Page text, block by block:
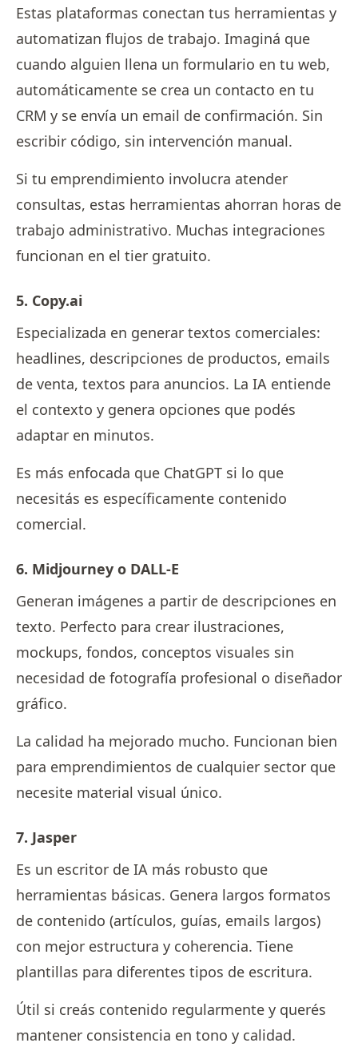
Estas plataformas conectan tus herramientas y
automatizan flujos de trabajo. Imaginá que
cuando alguien llena un formulario en tu web,
automáticamente se crea un contacto en tu
CRM y se envía un email de confirmación. Sin
escribir código, sin intervención manual.
Si tu emprendimiento involucra atender
consultas, estas herramientas ahorran horas de
trabajo administrativo. Muchas integraciones
funcionan en el tier gratuito.
5. Copy.ai
Especializada en generar textos comerciales:
headlines, descripciones de productos, emails
de venta, textos para anuncios. La IA entiende
el contexto y genera opciones que podés
adaptar en minutos.
Es más enfocada que ChatGPT si lo que
necesitás es específicamente contenido
comercial.
6. Midjourney o DALL-E
Generan imágenes a partir de descripciones en
texto. Perfecto para crear ilustraciones,
mockups, fondos, conceptos visuales sin
necesidad de fotografía profesional o diseñador
gráfico.
La calidad ha mejorado mucho. Funcionan bien
para emprendimientos de cualquier sector que
necesite material visual único.
7. Jasper
Es un escritor de IA más robusto que
herramientas básicas. Genera largos formatos
de contenido (artículos, guías, emails largos)
con mejor estructura y coherencia. Tiene
plantillas para diferentes tipos de escritura.
Útil si creás contenido regularmente y querés
mantener consistencia en tono y calidad.